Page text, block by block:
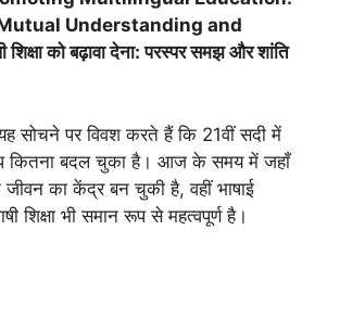
Understanding and
को बढ़ावा देना: परस्पर समझ और शांति
सोचने पर विवश करते हैं कि 21वीं सदी में
कितना बदल चुका है। आज के समय में जहाँ
का केंद्र बन चुकी है, वहीं भाषाई
शिक्षा भी समान रूप से महत्वपूर्ण है।